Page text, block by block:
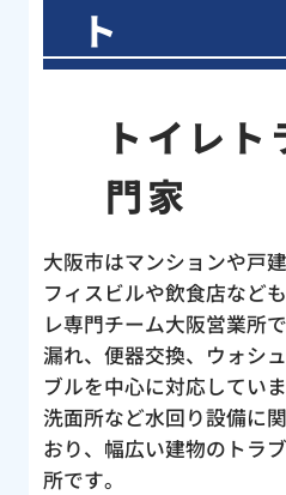
ト
トイレト
門家
大阪市はマンションや戸
フィスビルや飲食店など
レ専門チーム大阪営業所
漏れ、便器交換、ウォシ
ブルを中心に対応してい
洗面所など水回り設備に
おり、幅広い建物のトラ
所です。